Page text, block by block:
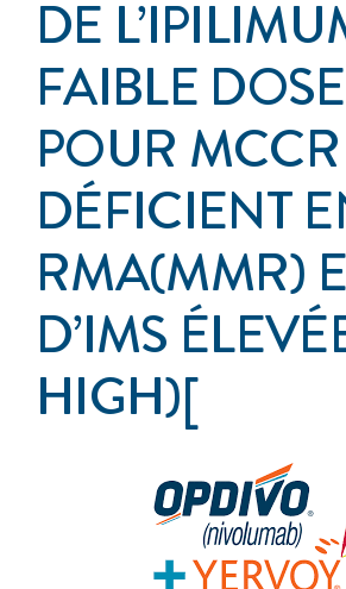
DE
FAIBLE DOSE
POUR MCCR
DÉFICIENT
RMA(MMR)
D’IMS
HIGH)[